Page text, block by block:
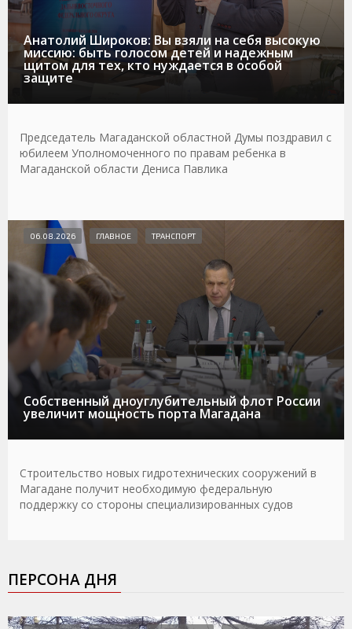
Анатолий Широков: Вы взяли на себя высокую
миссию: быть голосом детей и надежным
щитом для тех, кто нуждается в особой
защите
Председатель Магаданской областной Думы поздравил с
юбилеем Уполномоченного по правам ребенка в
Магаданской области Дениса Павлика
Собственный дноуглубительный флот России
увеличит мощность порта Магадана
06.08.2026 ГЛАВНОЕ ТРАНСПОРТ
Строительство новых гидротехнических сооружений в
Магадане получит необходимую федеральную
поддержку со стороны специализированных судов
ПЕРСОНА ДНЯ